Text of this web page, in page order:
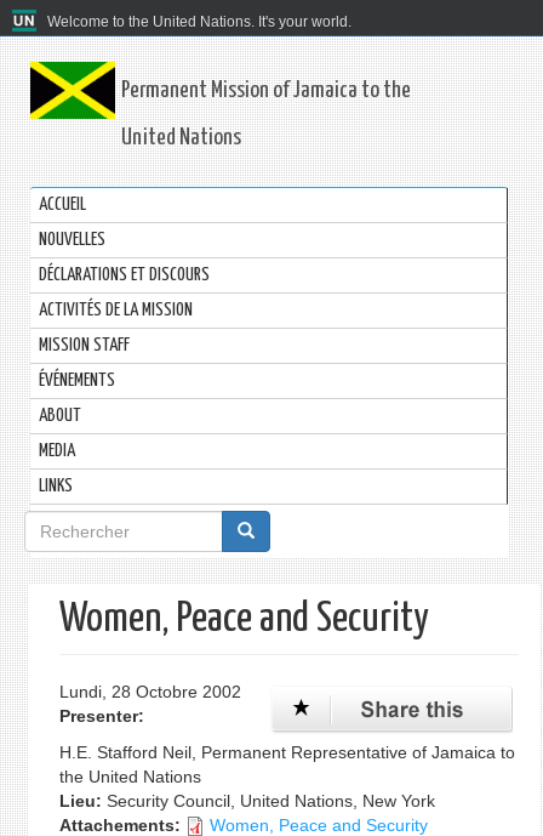
Welcome to the United Nations. It's your world.
Permanent Mission of Jamaica to the
United Nations
ACCUEIL
NOUVELLES
DÉCLARATIONS ET DISCOURS
ACTIVITÉS DE LA MISSION
MISSION STAFF
ÉVÉNEMENTS
ABOUT
MEDIA
LINKS
Formulaire
de
recherche
Women, Peace and Security
Lundi, 28 Octobre 2002
Presenter:
H.E. Stafford Neil, Permanent Representative of Jamaica to
the United Nations
Lieu: Security Council, United Nations, New York
Attachements:
Women, Peace and Security